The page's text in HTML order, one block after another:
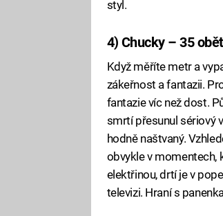
styl.
4) Chucky – 35
Když měříte metr a
zákeřnost a fantazii.
fantazie víc než dost.
smrtí přesunul sériový
hodně naštvaný.
obvykle v momentech,
elektřinou, drtí je v
televizi. Hraní s